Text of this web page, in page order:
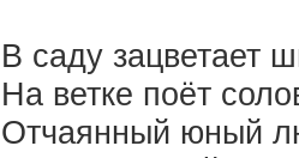
В саду зацветает
На ветке поёт
Отчаянный юный